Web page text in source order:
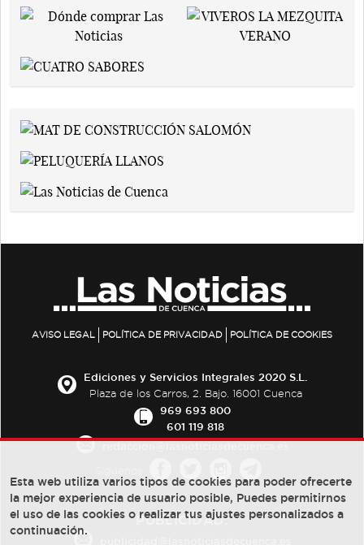
AVISO LEGAL POLÍTICA DE PRIVACIDAD POLÍTICA DE COOKIES
Ediciones y Servicios Integrales 2020 S.L.
Plaza de los Carros, 2. Bajo. 16001 Cuenca
969 693 800
601 119 818
PUBLICIDAD:
Esta web utiliza varios tipos de cookies para poder ofrecerte
la mejor experiencia de usuario posible, Puedes permitirnos
el uso de las cookies o realizar tus ajustes personalizados a
continuación.